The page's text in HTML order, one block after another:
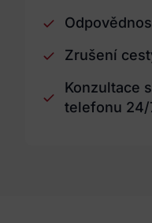
Zrušení
Konzultace
telefonu 24/